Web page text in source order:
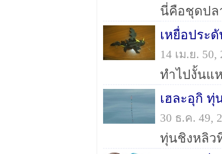
เหยื่อประ
14 เม.ย.
เฮละอุกิ
30 ธ.ค. 49,